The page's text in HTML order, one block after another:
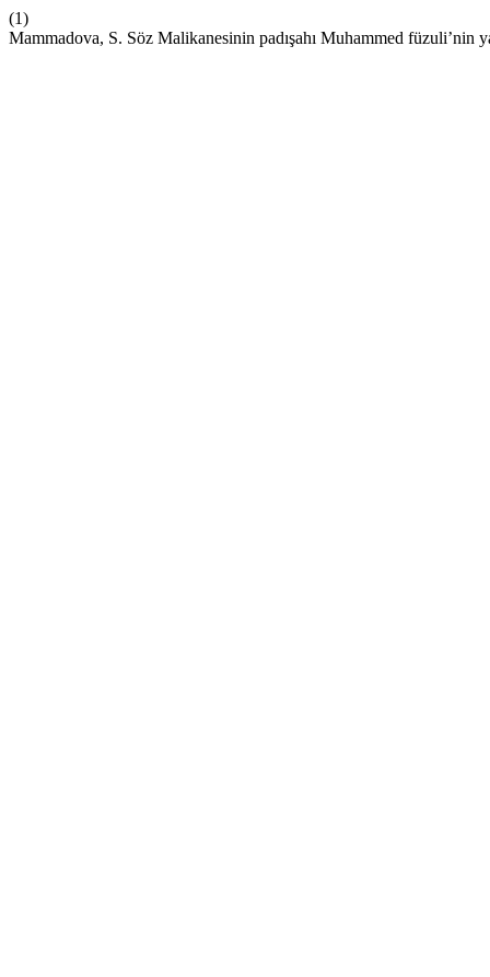
(1)
Mammadova, S. Söz Malikanesinin padışahı Muhammed füzuli’nin